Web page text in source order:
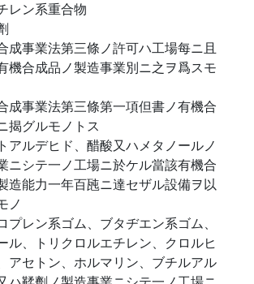
レン系重合物
成事業法第三條ノ許可ハ工場每ニ且
機合成品ノ製造事業別ニ之ヲ爲スモ
成事業法第三條第一項但書ノ有機合
揭グルモノトス
アルデヒド、醋酸又ハメタノールノ
ニシテ一ノ工場ニ於ケル當該有機合
造能力一年百瓲ニ達セザル設備ヲ以
ノ
プレン系ゴム、ブタヂエン系ゴム、
ル、トリクロルエチレン、クロルヒ
アセトン、ホルマリン、ブチルアル